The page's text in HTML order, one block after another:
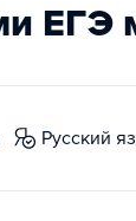
ЕГЭ
русский